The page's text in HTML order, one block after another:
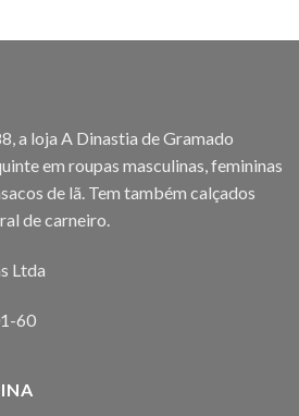
a loja A Dinastia de Gramado
em roupas masculinas, femininas
de lã. Tem também calçados
de carneiro.
Ltda
60